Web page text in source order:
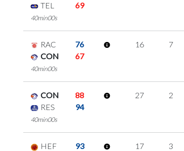
TEL
69
40min00s
RAC
76
CON
67
40min00s
16 7
CON
88
RES
94
40min00s
27 2
HEF
93
17 3